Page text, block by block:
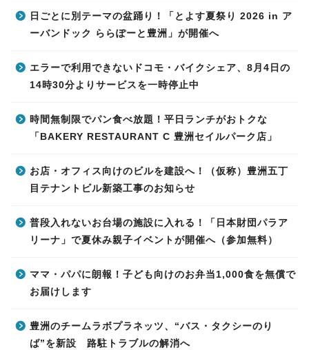
日ごとに別テーマの盆踊り！「とよす夏祭り 2026 in ア
ーバンドック ららぽーと豊洲」が開催へ
エラーで利用できないドコモ・バイクシェア、8月4日の
14時30分よりサービスを一時停止中
時間無制限でパン食べ放題！平日ランチがおトクな
「BAKERY RESTAURANT C 豊洲セイルパーク店」
お店・オフィス向けのビルを建設へ！（仮称）豊洲五丁
目テナントビル新築工事のお知らせ
普段入れないお台場の施設に入れる！「日本財団パラア
リーナ」で夏休み親子イベントが開催へ（参加無料）
ママ・パパに朗報！子ども向けのお弁当1,000食を無償で
お届けします
豊洲のチームラボプラネッツ、“バス・タクシーのり
ば”を新設 路駐トラブルの解消へ